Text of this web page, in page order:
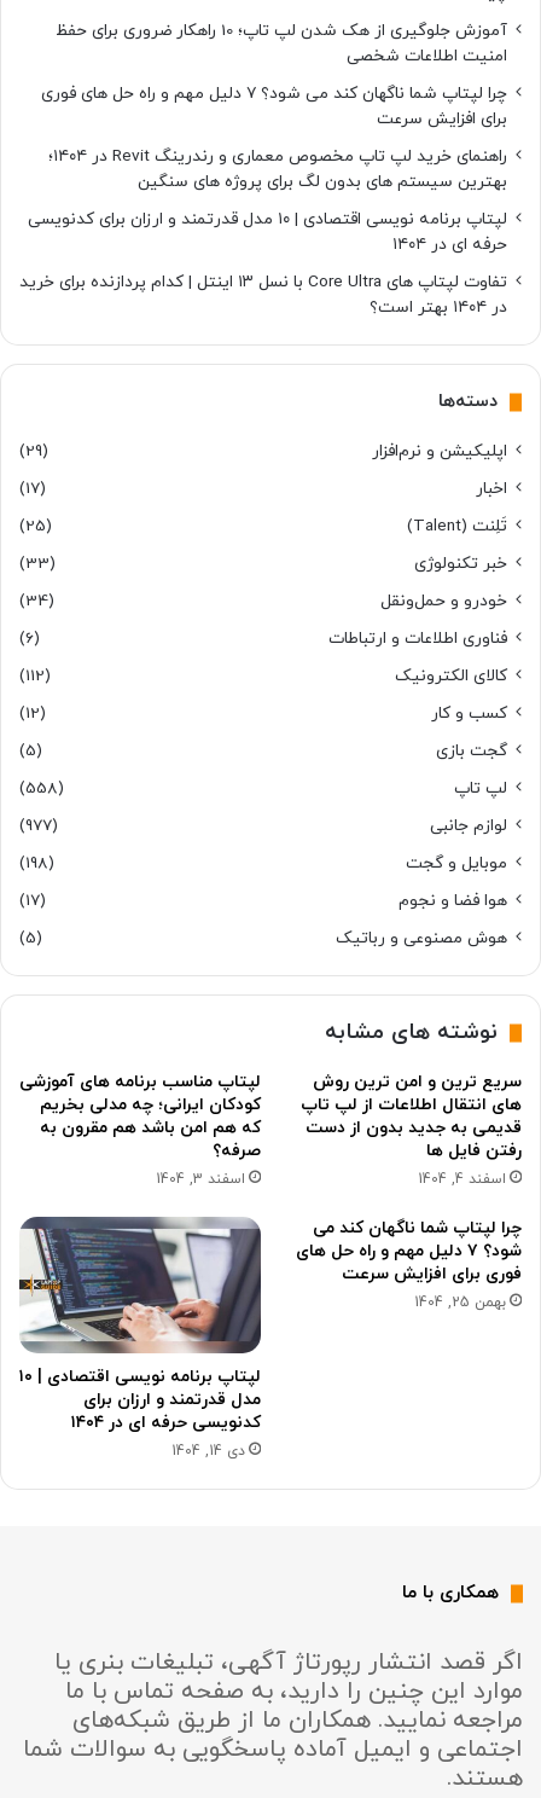
آموزش جلوگیری از هک شدن لپ تاپ؛ 10 راهکار ضروری برای حفظ
امنیت اطلاعات شخصی
چرا لپتاپ شما ناگهان کند می شود؟ ۷ دلیل مهم و راه حل های فوری
برای افزایش سرعت
راهنمای خرید لپ تاپ مخصوص معماری و رندرینگ Revit در ۱۴۰۴؛
بهترین سیستم های بدون لگ برای پروژه های سنگین
لپتاپ برنامه نویسی اقتصادی | ۱۰ مدل قدرتمند و ارزان برای کدنویسی
حرفه ای در ۱۴۰۴
تفاوت لپتاپ های Core Ultra با نسل ۱۳ اینتل | کدام پردازنده برای خرید
در ۱۴۰۴ بهتر است؟
دسته‌ها
اپلیکیشن و نرم‌افزار
(29)
اخبار
(17)
تَلِنت (Talent)
(25)
خبر تکنولوژی
(33)
خودرو و حمل‌و‌نقل
(34)
فناوری اطلاعات و ارتباطات
(6)
کالای الکترونیک
(112)
کسب و کار
(12)
گجت بازی
(5)
لپ تاپ
(558)
لوازم جانبی
(977)
موبایل و گجت
(198)
هوا فضا و نجوم
(17)
هوش مصنوعی و رباتیک
(5)
نوشته های مشابه
سریع ترین و امن ترین روش
های انتقال اطلاعات از لپ تاپ
قدیمی به جدید بدون از دست
رفتن فایل ها
اسفند 4, 1404
لپتاپ مناسب برنامه های آموزشی
کودکان ایرانی؛ چه مدلی بخریم
که هم امن باشد هم مقرون به
صرفه؟
اسفند 3, 1404
چرا لپتاپ شما ناگهان کند می
شود؟ ۷ دلیل مهم و راه حل های
فوری برای افزایش سرعت
بهمن 25, 1404
لپتاپ برنامه نویسی اقتصادی | ۱۰
مدل قدرتمند و ارزان برای
کدنویسی حرفه ای در ۱۴۰۴
دی 14, 1404
همکاری با ما
اگر قصد انتشار رپورتاژ آگهی، تبلیغات بنری یا
موارد این چنین را دارید، به صفحه تماس با ما
مراجعه نمایید. همکاران ما از طریق شبکه‌های
اجتماعی و ایمیل آماده پاسخگویی به سوالات شما
هستند.